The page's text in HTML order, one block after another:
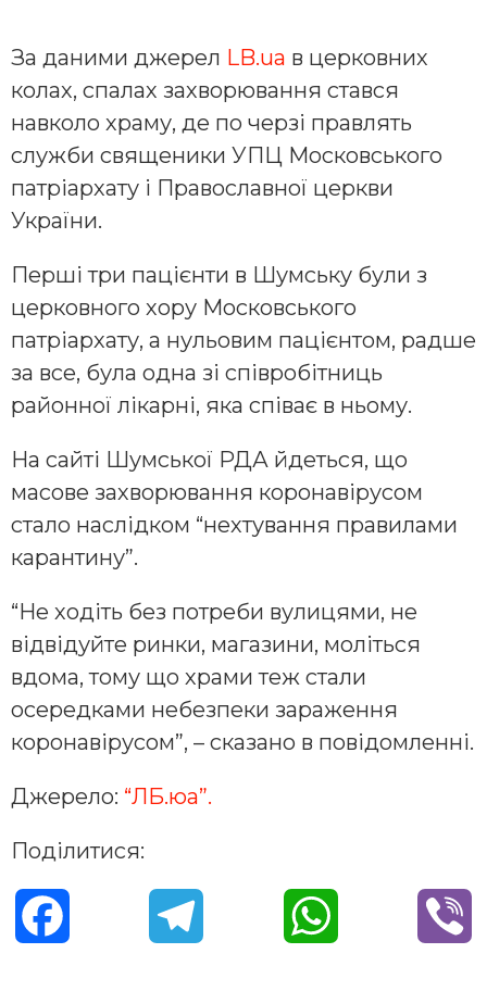
За даними джерел LB.ua в церковних
колах, спалах захворювання стався
навколо храму, де по черзі правлять
служби священики УПЦ Московського
патріархату і Православної церкви
України.
Перші три пацієнти в Шумську були з
церковного хору Московського
патріархату, а нульовим пацієнтом, радше
за все, була одна зі співробітниць
районної лікарні, яка співає в ньому.
На сайті Шумської РДА йдеться, що
масове захворювання коронавірусом
стало наслідком “нехтування правилами
карантину”.
“Не ходіть без потреби вулицями, не
відвідуйте ринки, магазини, моліться
вдома, тому що храми теж стали
осередками небезпеки зараження
коронавірусом”, – сказано в повідомленні.
Джерело: “ЛБ.юа”.
Поділитися: